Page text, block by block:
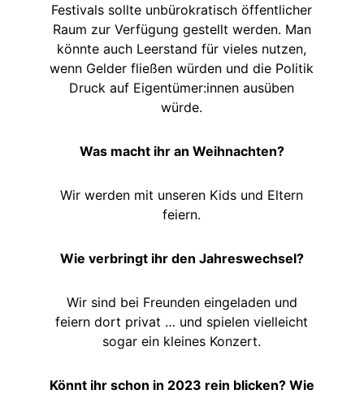
Festivals sollte unbürokratisch öffentlicher
Raum zur Verfügung gestellt werden. Man
könnte auch Leerstand für vieles nutzen,
wenn Gelder fließen würden und die Politik
Druck auf Eigentümer:innen ausüben
würde.
Was macht ihr an Weihnachten?
Wir werden mit unseren Kids und Eltern
feiern.
Wie verbringt ihr den Jahreswechsel?
Wir sind bei Freunden eingeladen und
feiern dort privat … und spielen vielleicht
sogar ein kleines Konzert.
Könnt ihr schon in 2023 rein blicken? Wie